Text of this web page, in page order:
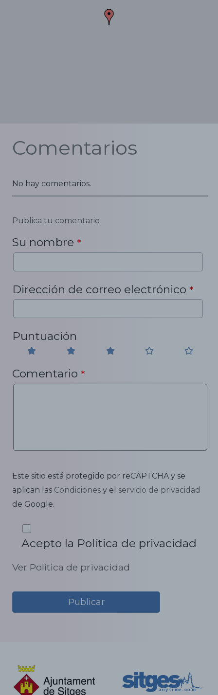
Comentarios
No hay comentarios.
Publica tu comentario
Su nombre *
Dirección de correo electrónico *
Puntuación
Comentario *
Este sitio está protegido por reCAPTCHA y se
aplican las Condiciones y el servicio de privacidad
de Google.
Acepto la Política de privacidad
Ver Política de privacidad